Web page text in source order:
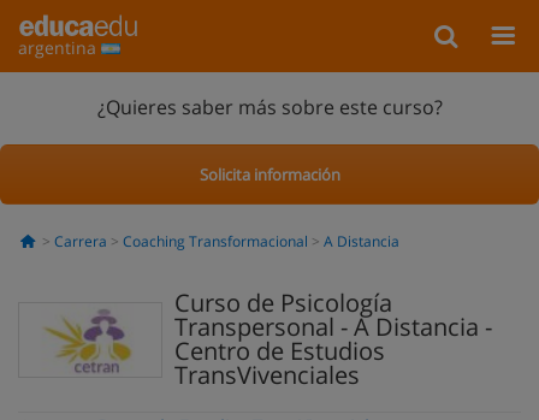
argentina
¿Quieres saber más sobre este curso?
Solicita información
Carrera Coaching Transformacional A Distancia
Curso de Psicología
Transpersonal - A Distancia -
Centro de Estudios
TransVivenciales